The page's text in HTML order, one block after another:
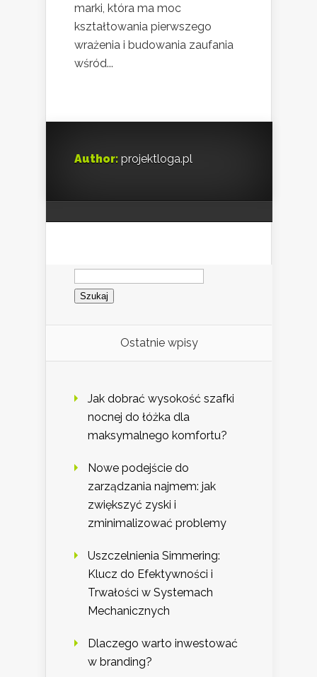
marki, która ma moc
kształtowania pierwszego
wrażenia i budowania zaufania
wśród...
Author: projektloga.pl
Szukaj:
Ostatnie wpisy
Jak dobrać wysokość szafki
nocnej do łóżka dla
maksymalnego komfortu?
Nowe podejście do
zarządzania najmem: jak
zwiększyć zyski i
zminimalizować problemy
Uszczelnienia Simmering:
Klucz do Efektywności i
Trwałości w Systemach
Mechanicznych
Dlaczego warto inwestować
w branding?